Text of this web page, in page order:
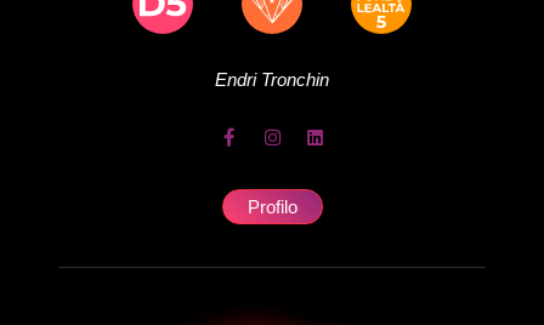
EndriTronchin
Profilo